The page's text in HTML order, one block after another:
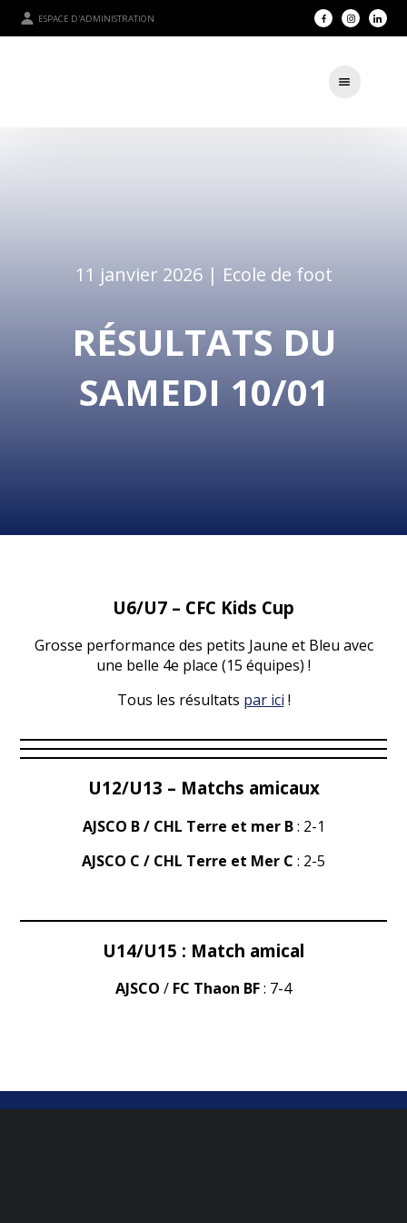
ESPACE D'ADMINISTRATION
11 janvier 2026 | Ecole de foot
RÉSULTATS DU
SAMEDI 10/01
U6/U7 – CFC Kids Cup
Grosse performance des petits Jaune et Bleu avec
une belle 4e place (15 équipes) !
Tous les résultats par ici !
U12/U13 – Matchs amicaux
AJSCO B / CHL Terre et mer B: 2-1
AJSCO C / CHL Terre et Mer C : 2-5
U14/U15 : Match amical
AJSCO / FC Thaon BF: 7-4